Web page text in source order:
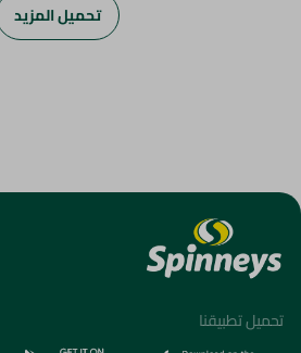
تحميل المزيد
تحميل تطبيقنا